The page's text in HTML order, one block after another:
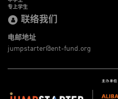
专上学生
联络我们
电邮地址
jumpstarter@ent-fund.org